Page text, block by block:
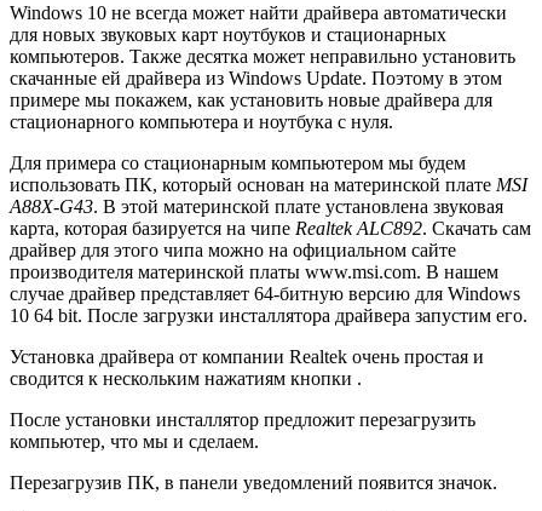
Windows 10 не всегда может найти драйвера автоматически
для новых звуковых карт ноутбуков и стационарных
компьютеров. Также десятка может неправильно установить
скачанные ей драйвера из Windows Update. Поэтому в этом
примере мы покажем, как установить новые драйвера для
стационарного компьютера и ноутбука с нуля.
Для примера со стационарным компьютером мы будем
использовать ПК, который основан на материнской плате MSI
A88X-G43. В этой материнской плате установлена звуковая
карта, которая базируется на чипе Realtek ALC892. Скачать сам
драйвер для этого чипа можно на официальном сайте
производителя материнской платы www.msi.com. В нашем
случае драйвер представляет 64-битную версию для Windows
10 64 bit. После загрузки инсталлятора драйвера запустим его.
Установка драйвера от компании Realtek очень простая и
сводится к нескольким нажатиям кнопки .
После установки инсталлятор предложит перезагрузить
компьютер, что мы и сделаем.
Перезагрузив ПК, в панели уведомлений появится значок.